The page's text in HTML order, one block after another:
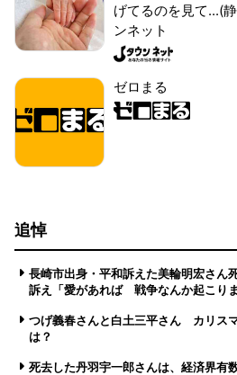
げてるのを見て...(
ンネット
ゼロまる
追悼
長崎市出身・平和訴えた美輪明宏さ
訴え「愛があれば 戦争なんか起こりま
つげ義春さんと白土三平さん カリス
は？
死去した丹羽宇一郎さんは、経済界